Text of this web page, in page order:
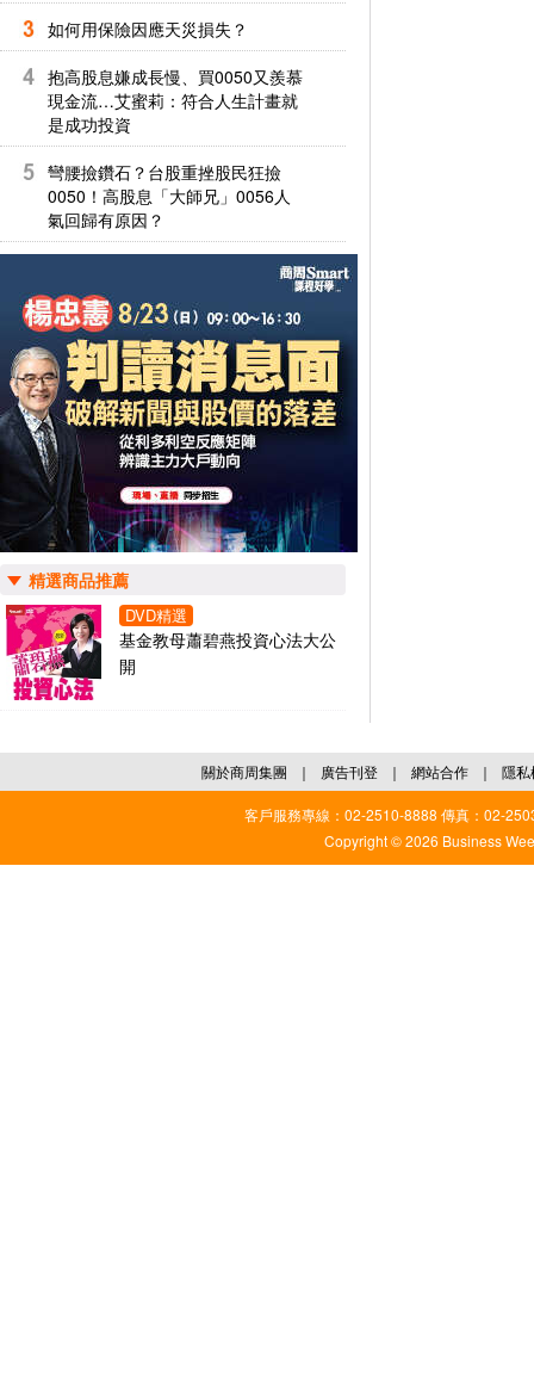
如何用保險因應天災損失？
抱高股息嫌成長慢、買0050又羨慕
現金流…艾蜜莉：符合人生計畫就
是成功投資
彎腰撿鑽石？台股重挫股民狂撿
0050！高股息「大師兄」0056人
氣回歸有原因？
精選商品推薦
DVD精選
基金教母蕭碧燕投資心法大公
開
關於商周集團 ｜ 廣告刊登 ｜ 網站合作 ｜ 隱私
客戶服務專線：02-2510-8888 傳真：02-
Copyright © 2026 Business